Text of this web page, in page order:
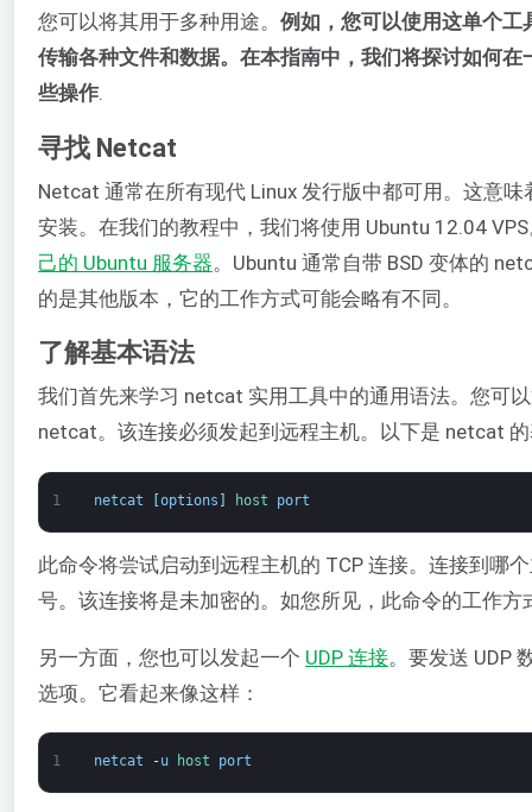
您可以将其用于多种用途。 例如，您可以使用这单个
传输各种文件和数据。在本指南中，我们将探讨如何在
些操作.
寻找 Netcat
Netcat 通常在所有现代 Linux 发行版中都可用。这意
安装。在我们的教程中，我们将使用 Ubuntu 12.04
己的 Ubuntu 服务器。Ubuntu 通常自带 BSD 变体的
的是其他版本，它的工作方式可能会略有不同。
了解基本语法
我们首先来学习 netcat 实用工具中的通用语法。您可
netcat。该连接必须发起到远程主机。以下是 netcat
1 netcat [options ] host port
此命令将尝试启动到远程主机的 TCP 连接。连接到哪
号。该连接将是未加密的。如您所见，此命令的工作
另一方面，您也可以发起一个 UDP 连接。要发送 UDP
选项。它看起来像这样：
1 netcat -u host port